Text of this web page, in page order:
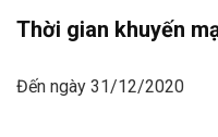
Thời gian khuyến
Đến ngày 31/12/2020